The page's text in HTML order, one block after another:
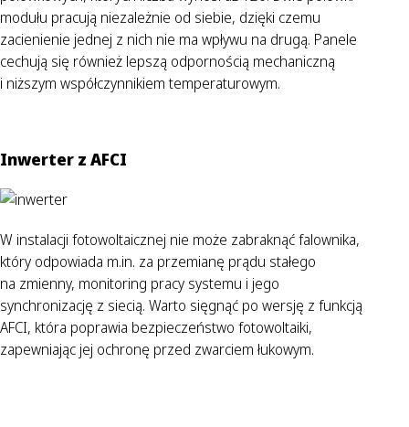
modułu pracują niezależnie od siebie, dzięki czemu
zacienienie jednej z nich nie ma wpływu na drugą. Panele
cechują się również lepszą odpornością mechaniczną
i niższym współczynnikiem temperaturowym.
Inwerter z AFCI
W instalacji fotowoltaicznej nie może zabraknąć falownika,
który odpowiada m.in. za przemianę prądu stałego
na zmienny, monitoring pracy systemu i jego
synchronizację z siecią. Warto sięgnąć po wersję z funkcją
AFCI, która poprawia bezpieczeństwo fotowoltaiki,
zapewniając jej ochronę przed zwarciem łukowym.